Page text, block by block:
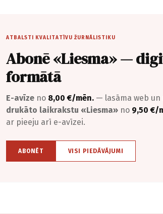
ATBALSTI KVALITATĪVU ŽURNĀLISTIKU
Abonē «Liesma» —
formātā
E-avīze no 8,00 €/mēn. — lasāma web un
drukāto laikrakstu «Liesma» no 9,50 €/
ar pieeju arī e-avīzei.
ABONĒT VISI PIEDĀVĀJUMI